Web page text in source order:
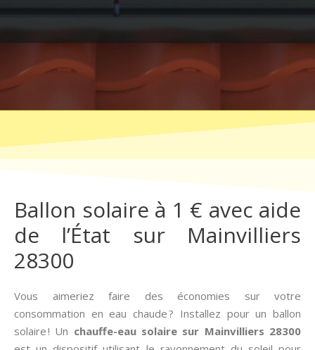
Ballon solaire à 1 € avec aide
de l’État sur Mainvilliers
28300
Vous aimeriez faire des économies sur votre
consommation en eau chaude ? Installez pour un ballon
solaire ! Un chauffe-eau solaire sur Mainvilliers 28300